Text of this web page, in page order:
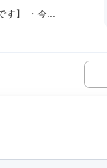
】 ・今...